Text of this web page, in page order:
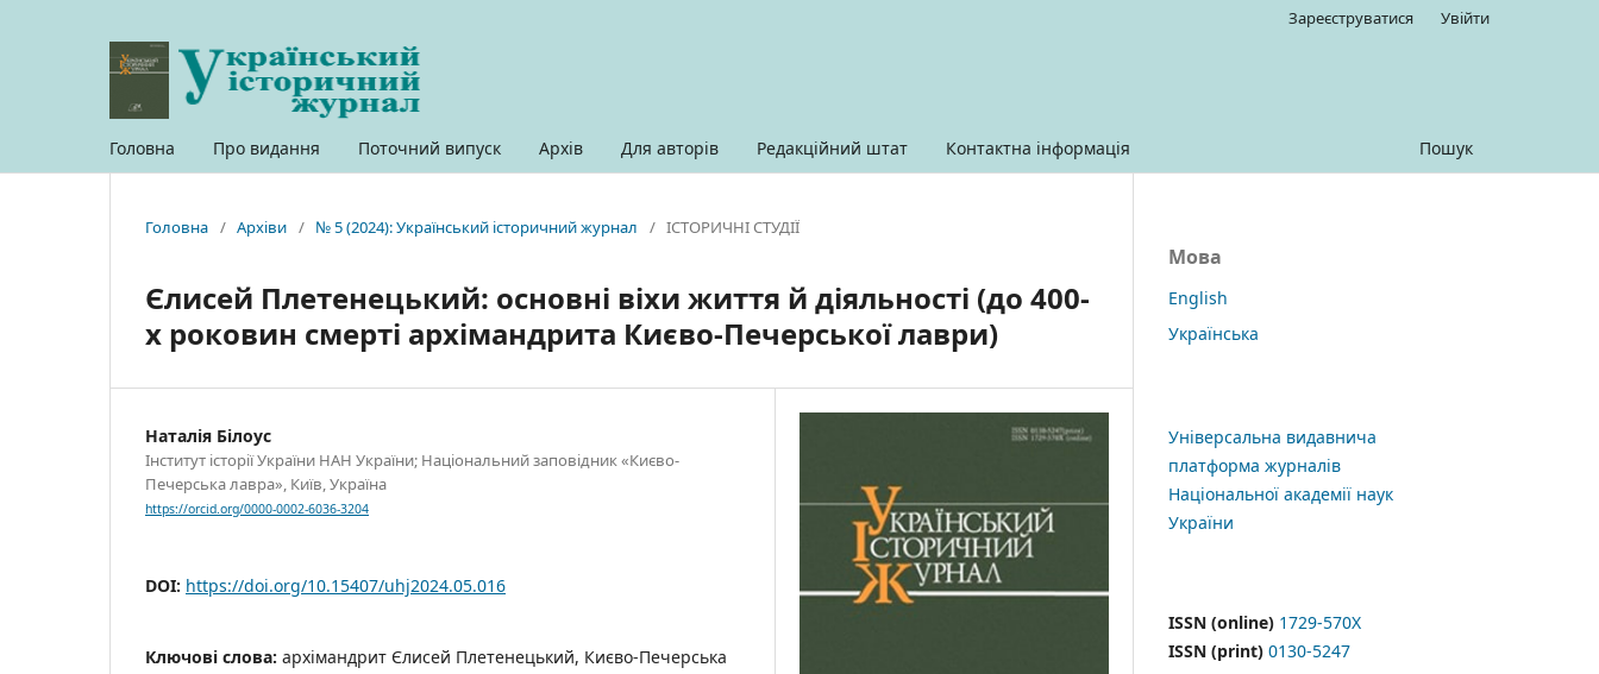
Головна Про видання Поточний випуск Архів Для авторів Редакційний штат Контактна інформація Пошук
Зареєструватися Увійти
Головна / Архіви / № 5 (2024): Український історичний журнал / ІСТОРИЧНІ СТУДІЇ
Єлисей Плетенецький: основні віхи життя й діяльності (до 400-
х роковин смерті архімандрита Києво-Печерської лаври)
Наталія Білоус
Інститут історії України НАН України; Національний заповідник «Києво-
Печерська лавра», Київ, Україна
https://orcid.org/0000-0002-6036-3204
DOI: https://doi.org/10.15407/uhj2024.05.016
Ключові слова: архімандрит Єлисей Плетенецький, Києво-Печерська
Мова
English
Українська
Універсальна видавнича
платформа журналів
Національної академії наук
України
ISSN (online) 1729-570X
ISSN (print) 0130-5247